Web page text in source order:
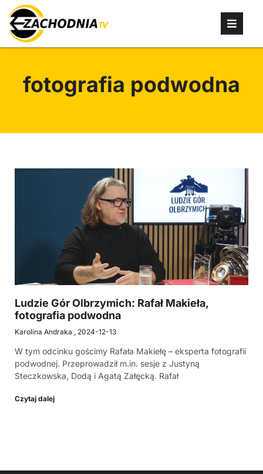
fotografia podwodna
Ludzie Gór Olbrzymich: Rafał Makieła,
fotografia podwodna
Karolina Andraka 2024-12-13
W tym odcinku gościmy Rafała Makiełę – eksperta fotografii
podwodnej. Przeprowadził m.in. sesje z Justyną
Steczkowska, Dodą i Agatą Załęcką. Rafał
Czytaj dalej